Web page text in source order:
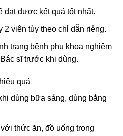
đạt được kết quả tốt nhất.
2 viên tùy theo chỉ dẫn riêng.
trạng bệnh phụ khoa nghiêm
sĩ trước khi dùng.
quả
dùng bữa sáng, dùng bằng
thức ăn, đồ uống trong